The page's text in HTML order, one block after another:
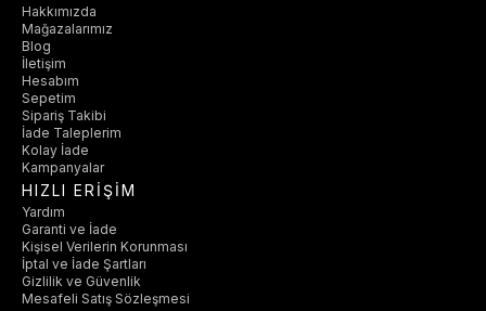
Hakkımızda
Mağazalarımız
Blog
İletişim
Hesabım
Sepetim
Sipariş Takibi
İade Taleplerim
Kolay İade
Kampanyalar
HIZLI ERİŞİM
Yardım
Garanti ve İade
Kişisel Verilerin Korunması
İptal ve İade Şartları
Gizlilik ve Güvenlik
Mesafeli Satış Sözleşmesi